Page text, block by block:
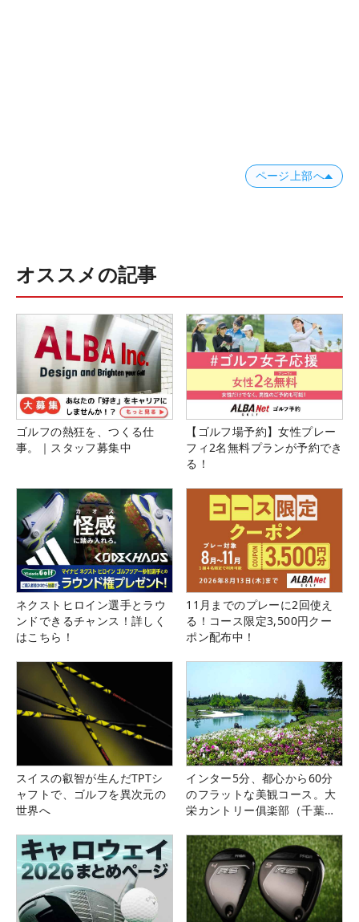
ページ上部へ
オススメの記事
ゴルフの熱狂を、つくる仕
事。｜スタッフ募集中
【ゴルフ場予約】女性プレー
フィ2名無料プランが予約でき
る！
ネクストヒロイン選手とラウ
ンドできるチャンス！詳しく
はこちら！
11月までのプレーに2回使え
る！コース限定3,500円クー
ポン配布中！
スイスの叡智が生んだTPTシ
ャフトで、ゴルフを異次元の
世界へ
インター5分、都心から60分
のフラットな美観コース。大
栄カントリー俱楽部（千葉